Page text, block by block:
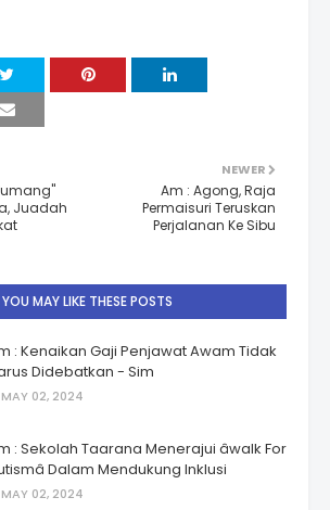
NEWER
Am : Agong, Raja
Permaisuri Teruskan
Perjalanan Ke Sibu
Juadah
YOU MAY LIKE THESE POSTS
: Kenaikan Gaji Penjawat Awam Tidak
Didebatkan - Sim
MAY 02, 2024
: Sekolah Taarana Menerajui âwalk For
Dalam Mendukung Inklusi
MAY 02, 2024